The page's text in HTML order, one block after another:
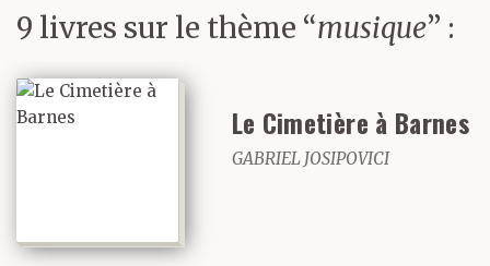
9 livres sur le thème “musique” :
Le Cimetière à Barnes
GABRIEL JOSIPOVICI